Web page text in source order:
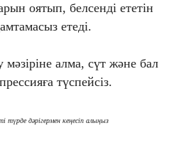
оятып, белсенді ететін
етеді.
мәзіріне алма, сүт және бал
түспейсіз.
түрде дәрігермен кеңесіп алыңыз